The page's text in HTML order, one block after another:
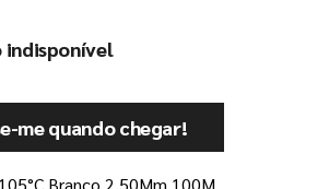
indisponível
me quando chegar!